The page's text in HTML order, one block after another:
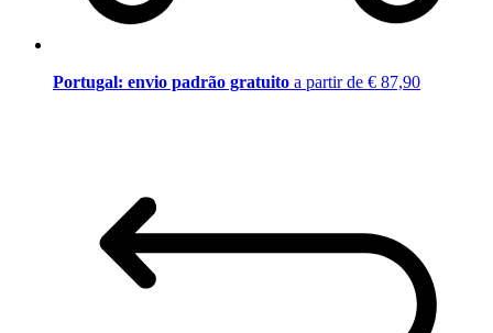
Portugal: envio padrão gratuito a partir de € 87,90